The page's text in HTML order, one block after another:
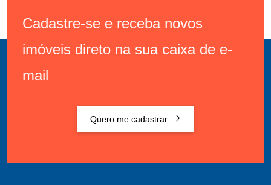
Cadastre-se e receba novos
imóveis direto na sua caixa de e-
mail
Quero me cadastrar